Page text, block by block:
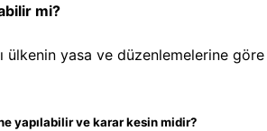
mi?
ülkenin yasa ve düzenlemelerine
ne yapılabilir ve karar kesin midir?